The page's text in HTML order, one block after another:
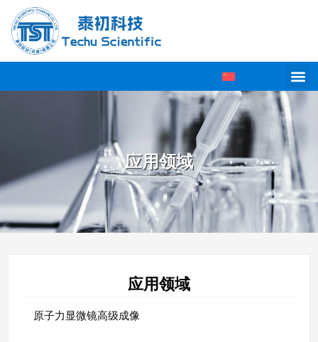
应用领域
应用领域
原子力显微镜高级成像